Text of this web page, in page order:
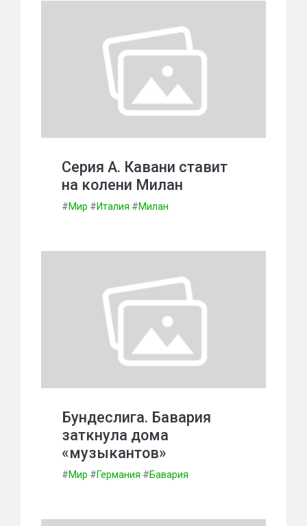
Серия А. Кавани ставит
на колени Милан
#Мир #Италия #Милан
Бундеслига. Бавария
заткнула дома
«музыкантов»
#Мир #Германия #Бавария